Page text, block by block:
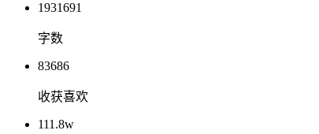
1931691
字数
83686
收获喜欢
111.8w